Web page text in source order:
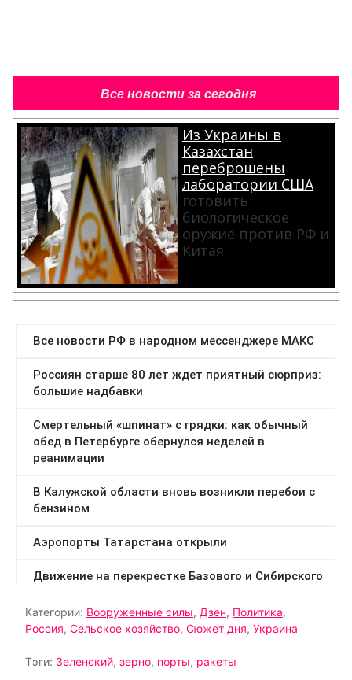
Все новости за сегодня
Из Украины в
Казахстан
переброшены
лаборатории США
готовить
биологическое
оружие против РФ и
Китая
Категории: Вооруженные силы, Дзен, Политика,
Россия, Сельское хозяйство, Сюжет дня, Украина
Тэги: Зеленский, зерно, порты, ракеты